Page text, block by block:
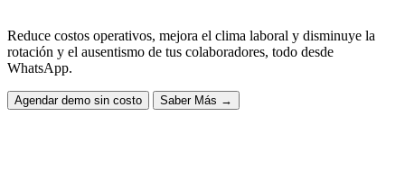
Reduce costos operativos, mejora el clima laboral y disminuye la
rotación y el ausentismo de tus colaboradores, todo desde
WhatsApp.
Agendar demo sin costo Saber Más →